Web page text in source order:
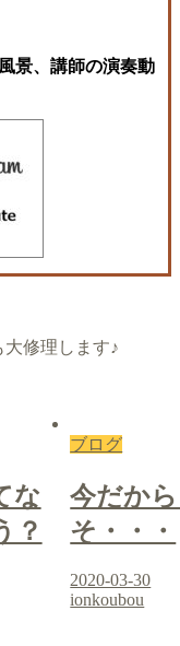
景、講師の演奏動
修理します♪
な
？
ブログ
今だか
そ・・・
2020-03-30
ionkoubou